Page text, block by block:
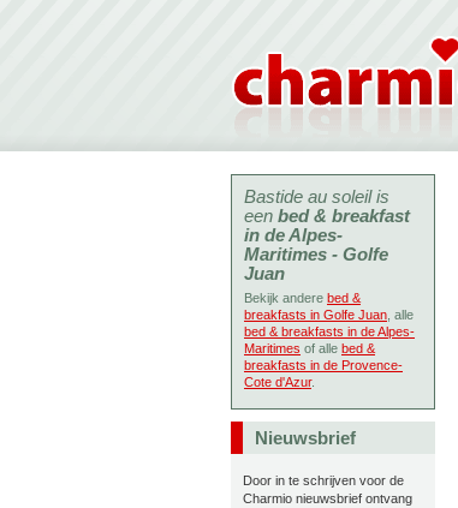
Bastide au soleil is
een bed & breakfast
in de Alpes-
Maritimes - Golfe
Juan
Bekijk andere bed &
breakfasts in Golfe Juan , alle
bed & breakfasts in de Alpes-
Maritimes of alle bed &
breakfasts in de Provence-
Cote d'Azur.
Nieuwsbrief
Door in te schrijven voor de
Charmio nieuwsbrief ontvang